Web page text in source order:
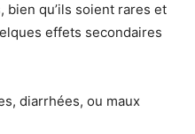
qu’ils soient rares et
effets secondaires
diarrhées, ou maux